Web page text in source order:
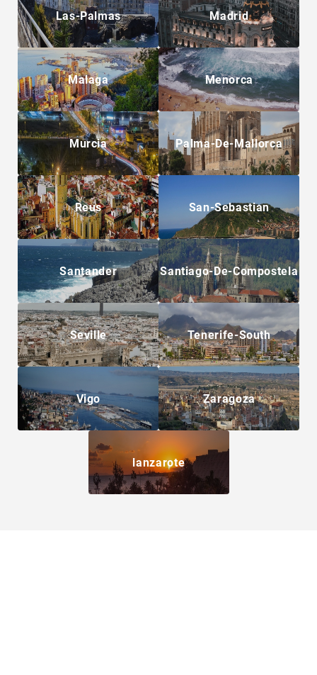
Las-Palmas Madrid
Malaga Menorca
Murcia Palma-De-Mallorca
Reus San-Sebastian
Santander Santiago-De-Compostela
Seville Tenerife-South
Vigo Zaragoza
lanzarote